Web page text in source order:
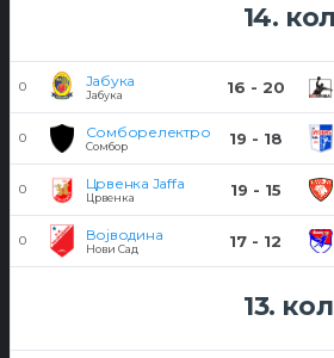
14.
0 Јабука
Јабука 16 - 20
0 Сомборелектро
Сомбор 19 - 18
0 Црвенка Jaffa
Црвенка 19 - 15
0 Војводина
Нови Сад 17 - 12
13.